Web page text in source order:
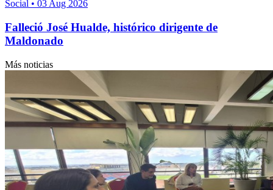
Social • 03 Aug 2026
Falleció José Hualde, histórico dirigente de
Maldonado
Más noticias